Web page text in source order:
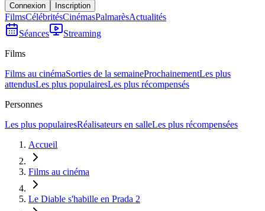
Connexion Inscription
FilmsCélébritésCinémasPalmarèsActualités
Séances
Streaming
Films
Films au cinémaSorties de la semaineProchainementLes plus
attendusLes plus populairesLes plus récompensés
Personnes
Les plus populairesRéalisateurs en salleLes plus récompensées
Accueil
Films au cinéma
Le Diable s'habille en Prada 2